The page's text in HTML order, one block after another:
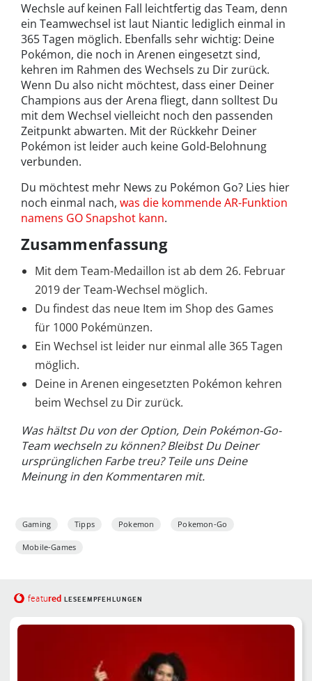
Wechsle auf keinen Fall leichtfertig das Team, denn
ein Teamwechsel ist laut Niantic lediglich einmal in
365 Tagen möglich. Ebenfalls sehr wichtig: Deine
Pokémon, die noch in Arenen eingesetzt sind,
kehren im Rahmen des Wechsels zu Dir zurück.
Wenn Du also nicht möchtest, dass einer Deiner
Champions aus der Arena fliegt, dann solltest Du
mit dem Wechsel vielleicht noch den passenden
Zeitpunkt abwarten. Mit der Rückkehr Deiner
Pokémon ist leider auch keine Gold-Belohnung
verbunden.
Du möchtest mehr News zu Pokémon Go? Lies hier
noch einmal nach, was die kommende AR-Funktion
namens GO Snapshot kann.
Zusammenfassung
Mit dem Team-Medaillon ist ab dem 26. Februar
2019 der Team-Wechsel möglich.
Du findest das neue Item im Shop des Games
für 1000 Pokémünzen.
Ein Wechsel ist leider nur einmal alle 365 Tagen
möglich.
Deine in Arenen eingesetzten Pokémon kehren
beim Wechsel zu Dir zurück.
Was hältst Du von der Option, Dein Pokémon-Go-
Team wechseln zu können? Bleibst Du Deiner
ursprünglichen Farbe treu? Teile uns Deine
Meinung in den Kommentaren mit.
Gaming Tipps Pokemon Pokemon-Go
Mobile-Games
featured LESEEMPFEHLUNGEN